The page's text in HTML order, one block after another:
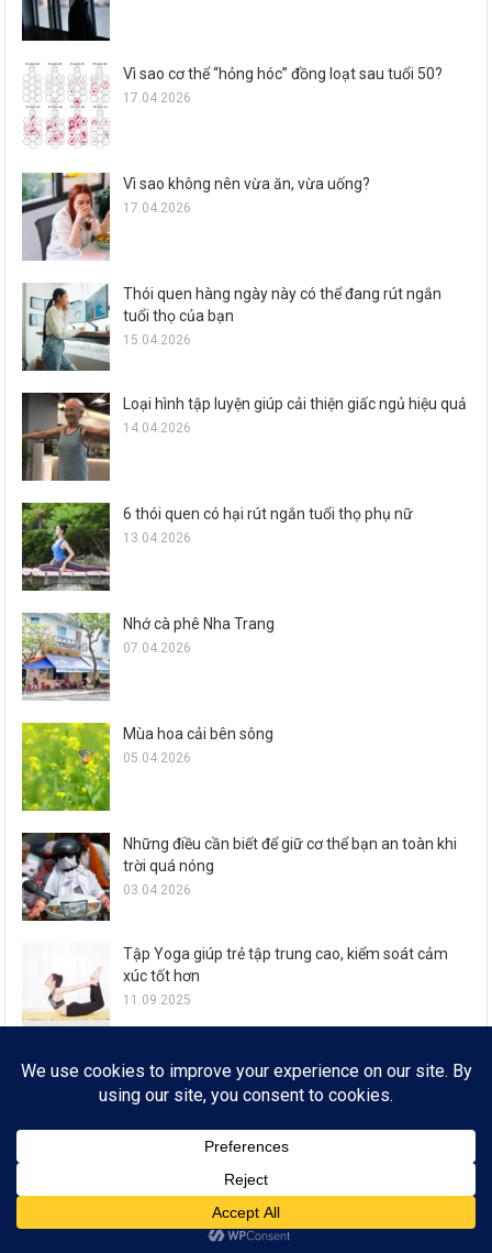
Vì sao cơ thể “hỏng hóc” đồng loạt sau tuổi 50?
17.04.2026
Vì sao không nên vừa ăn, vừa uống?
17.04.2026
Thói quen hàng ngày này có thể đang rút ngắn
tuổi thọ của bạn
15.04.2026
Loại hình tập luyện giúp cải thiện giấc ngủ hiệu quả
14.04.2026
6 thói quen có hại rút ngắn tuổi thọ phụ nữ
13.04.2026
Nhớ cà phê Nha Trang
07.04.2026
Mùa hoa cải bên sông
05.04.2026
Những điều cần biết để giữ cơ thể bạn an toàn khi
trời quá nóng
03.04.2026
Tập Yoga giúp trẻ tập trung cao, kiểm soát cảm
xúc tốt hơn
11.09.2025
Zalo ra mắt loạt tính năng đón Tết Ất Tỵ cho 77,6
triệu người dùng
* SỔ TAY CÔNG NGHỆ * EMAIL:
INFOSEE.TECHNOTE@GMAIL.COM